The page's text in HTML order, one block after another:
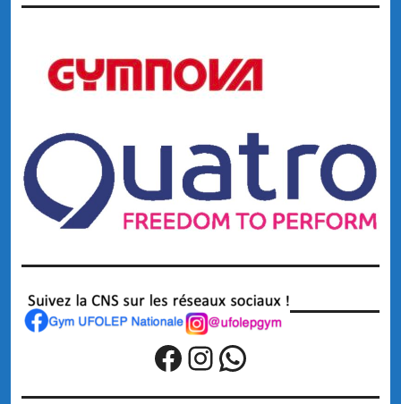
Facebook
Instagram
WhatsApp